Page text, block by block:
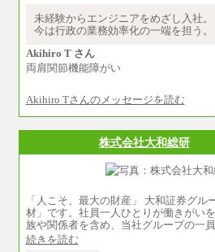
（2）一般事務
月給210,000円～
※地域や業務内容に
（3）庶務/軽作業
月給220,000円～
※試用期間中も給与に
未経験からエンジニアをめざし入社。
今は行政の業務効率化の一端を担う。
Akihiro T さん
両肩関節機能障がい
Akihiro Tさんのメッセージを読む
株式会社大和総研
「人こそ、最大の財産」 大和証券グル
材」です。社員一人ひとりが働きがい
族や関係者を含め、当社グループの一
続きを読む